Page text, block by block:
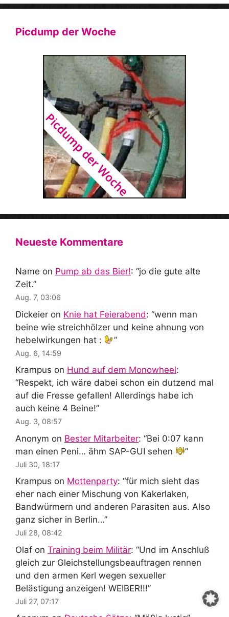
Picdump der Woche
Neueste Kommentare
Name on Pump ab das Bier!: “jo die gute alte
Zeit.”
Aug. 7, 03:06
Dickeier on Knie hat Feierabend: “wenn man
beine wie streichhölzer und keine ahnung von
hebelwirkungen hat :
”
Aug. 6, 14:59
Krampus on Hund auf dem Monowheel:
“Respekt, ich wäre dabei schon ein dutzend mal
auf die Fresse gefallen! Allerdings habe ich
auch keine 4 Beine!”
Aug. 3, 08:57
Anonym on Bester Mitarbeiter: “Bei 0:07 kann
man einen Peni… ähm SAP-GUI sehen
”
Juli 30, 18:17
Krampus on Mottenparty: “für mich sieht das
eher nach einer Mischung von Kakerlaken,
Bandwürmern und anderen Parasiten aus. Also
ganz sicher in Berlin…”
Juli 28, 08:42
Olaf on Training beim Militär: “Und im Anschluß
gleich zur Gleichstellungsbeauftragen rennen
und den armen Kerl wegen sexueller
Belästigung anzeigen! WEIBER!!!”
Juli 27, 07:17